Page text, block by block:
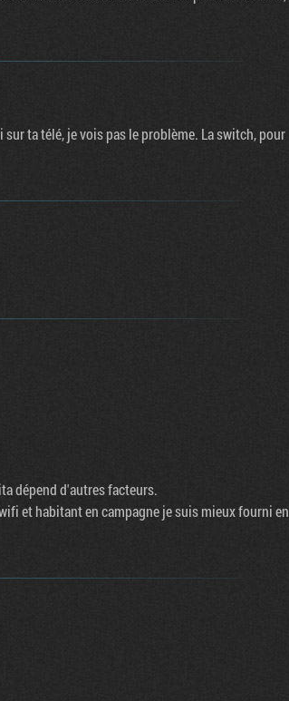
ta télé, je vois pas le problème. La switch, pour
dépend d'autres facteurs.
et habitant en campagne je suis mieux fourni en